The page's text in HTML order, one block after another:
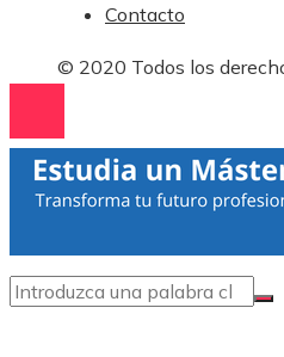
Contacto
© 2020 Todos los